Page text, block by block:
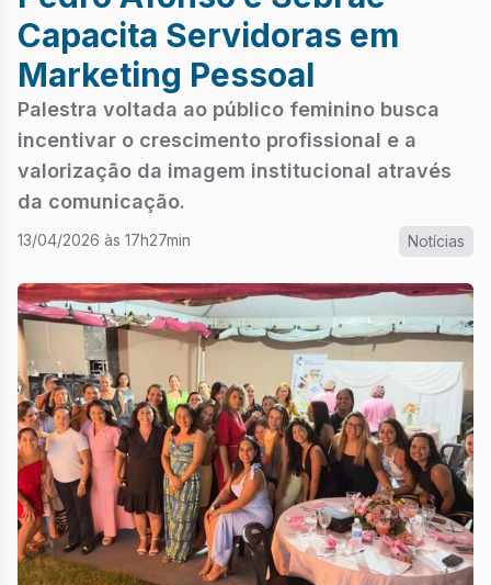
Capacita Servidoras em
Marketing Pessoal
Palestra voltada ao público feminino busca
incentivar o crescimento profissional e a
valorização da imagem institucional através
da comunicação.
13/04/2026 às 17h27min Notícias